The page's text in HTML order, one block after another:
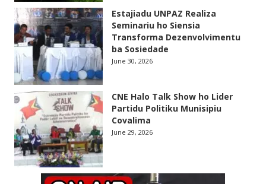
Estajiadu UNPAZ Realiza
Seminariu ho Siensia
Transforma Dezenvolvimentu
ba Sosiedade
June 30, 2026
CNE Halo Talk Show ho Lider
Partidu Politiku Munisipiu
Covalima
June 29, 2026